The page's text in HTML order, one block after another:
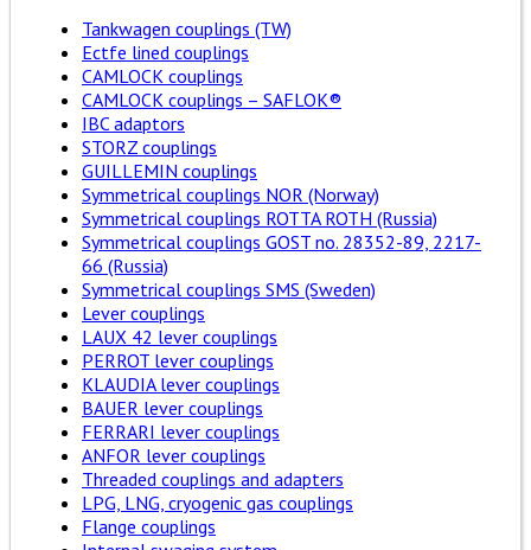
Tankwagen couplings (TW)
Ectfe lined couplings
CAMLOCK couplings
CAMLOCK couplings – SAFLOK®
IBC adaptors
STORZ couplings
GUILLEMIN couplings
Symmetrical couplings NOR (Norway)
Symmetrical couplings ROTTA ROTH (Russia)
Symmetrical couplings GOST no. 28352-89, 2217-
66 (Russia)
Symmetrical couplings SMS (Sweden)
Lever couplings
LAUX 42 lever couplings
PERROT lever couplings
KLAUDIA lever couplings
BAUER lever couplings
FERRARI lever couplings
ANFOR lever couplings
Threaded couplings and adapters
LPG, LNG, cryogenic gas couplings
Flange couplings